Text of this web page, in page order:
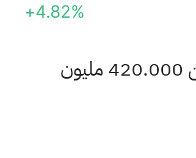
+4.82%
) توقعاتها لمبيعات السنة المالية 2026 من 420.000 مليون